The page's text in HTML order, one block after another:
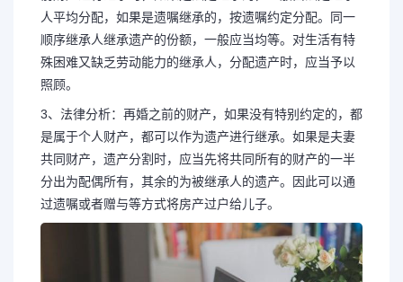
人平均分配，如果是遗嘱继承的，按遗嘱约定分配。同一
顺序继承人继承遗产的份额，一般应当均等。对生活有特
殊困难又缺乏劳动能力的继承人，分配遗产时，应当予以
照顾。
3、法律分析：再婚之前的财产，如果没有特别约定的，都
是属于个人财产，都可以作为遗产进行继承。如果是夫妻
共同财产，遗产分割时，应当先将共同所有的财产的一半
分出为配偶所有，其余的为被继承人的遗产。因此可以通
过遗嘱或者赠与等方式将房产过户给儿子。
长按图片识别二维